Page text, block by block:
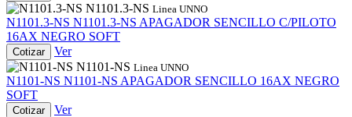
N1101.3-NS Linea UNNO
N1101.3-NS N1101.3-NS APAGADOR SENCILLO C/PILOTO
16AX NEGRO SOFT
Cotizar
Ver
N1101-NS Linea UNNO
N1101-NS N1101-NS APAGADOR SENCILLO 16AX NEGRO
SOFT
Cotizar
Ver